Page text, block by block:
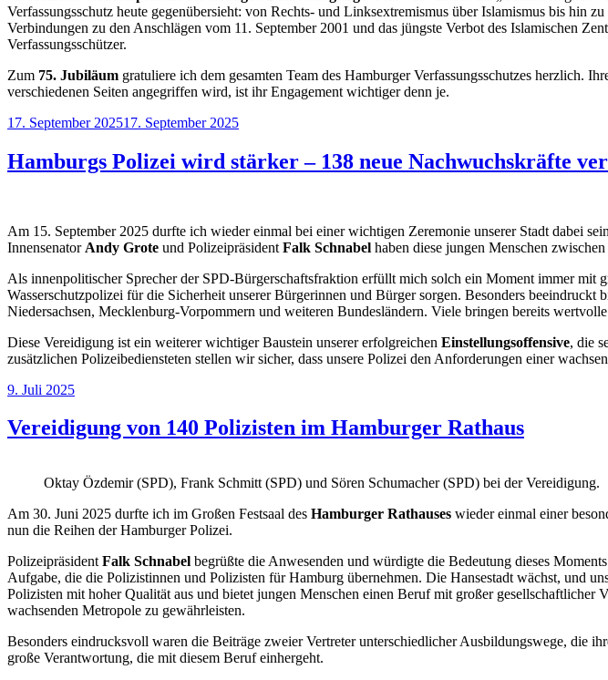
Verfassungsschutz heute gegenübersieht: von Rechts- und Linksextremismus über Islamismus bis
Verbindungen zu den Anschlägen vom 11. September 2001 und das jüngste Verbot des Islamischen
Verfassungsschützer.
Zum 75. Jubiläum gratuliere ich dem gesamten Team des Hamburger Verfassungsschutzes herzlich.
verschiedenen Seiten angegriffen wird, ist ihr Engagement wichtiger denn je.
Veröffentlicht
17. September 202517. September 2025
Hamburgs Polizei wird stärker – 138 neue Nachwuchskräfte
Am 15. September 2025 durfte ich wieder einmal bei einer wichtigen Zeremonie unserer Stadt dabei
Innensenator Andy Grote und Polizeipräsident Falk Schnabel haben diese jungen Menschen
Als innenpolitischer Sprecher der SPD-Bürgerschaftsfraktion erfüllt mich solch ein Moment immer
Wasserschutzpolizei für die Sicherheit unserer Bürgerinnen und Bürger sorgen. Besonders beeindruckt
Niedersachsen, Mecklenburg-Vorpommern und weiteren Bundesländern. Viele bringen bereits wertvolle
Diese Vereidigung ist ein weiterer wichtiger Baustein unserer erfolgreichen Einstellungsoffensive, die
zusätzlichen Polizeibediensteten stellen wir sicher, dass unsere Polizei den Anforderungen einer
Veröffentlicht
9. Juli 2025
Vereidigung von 140 Polizisten im Hamburger Rathaus
Oktay Özdemir (SPD), Frank Schmitt (SPD) und Sören Schumacher (SPD) bei der Vereidigung.
Am 30. Juni 2025 durfte ich im Großen Festsaal des Hamburger Rathauses wieder einmal einer
nun die Reihen der Hamburger Polizei.
Polizeipräsident Falk Schnabel begrüßte die Anwesenden und würdigte die Bedeutung dieses
Aufgabe, die die Polizistinnen und Polizisten für Hamburg übernehmen. Die Hansestadt wächst, und
Polizisten mit hoher Qualität aus und bietet jungen Menschen einen Beruf mit großer
wachsenden Metropole zu gewährleisten.
Besonders eindrucksvoll waren die Beiträge zweier Vertreter unterschiedlicher Ausbildungswege, die
große Verantwortung, die mit diesem Beruf einhergeht.